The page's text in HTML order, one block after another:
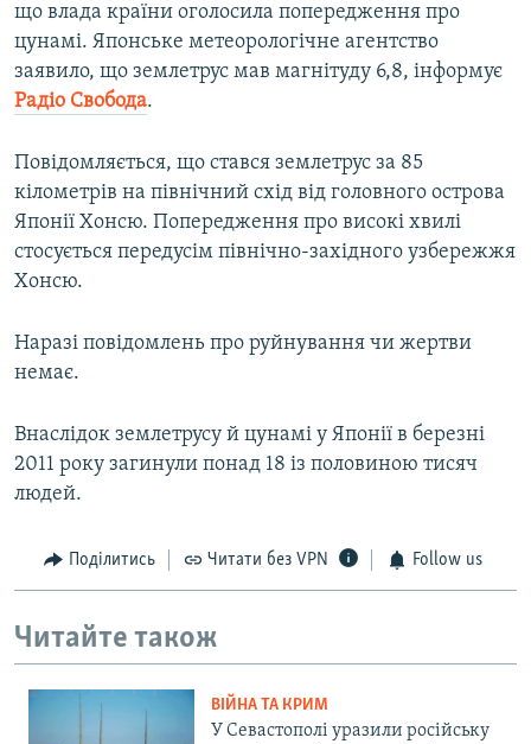
Усі сайти RFE/RL
що влада країни оголосила попередження про
цунамі. Японське метеорологічне агентство
заявило, що землетрус мав магнітуду 6,8, інформує
Радіо Свобода.
Повідомляється, що стався землетрус за 85
кілометрів на північний схід від головного острова
Японії Хонсю. Попередження про високі хвилі
стосується передусім північно-західного узбережжя
Хонсю.
Наразі повідомлень про руйнування чи жертви
немає.
Внаслідок землетрусу й цунамі у Японії в березні
2011 року загинули понад 18 із половиною тисяч
людей.
Поділитись Читати без VPN Follow us
Читайте також
ВІЙНА ТА КРИМ
У Севастополі уразили російську